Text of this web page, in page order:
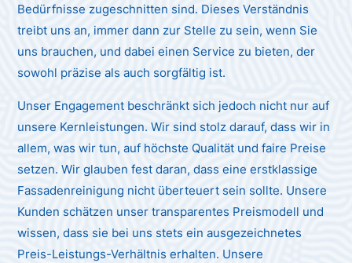
Bedürfnisse zugeschnitten sind. Dieses Verständnis
treibt uns an, immer dann zur Stelle zu sein, wenn Sie
uns brauchen, und dabei einen Service zu bieten, der
sowohl präzise als auch sorgfältig ist.
Unser Engagement beschränkt sich jedoch nicht nur auf
unsere Kernleistungen. Wir sind stolz darauf, dass wir in
allem, was wir tun, auf höchste Qualität und faire Preise
setzen. Wir glauben fest daran, dass eine erstklassige
Fassadenreinigung nicht überteuert sein sollte. Unsere
Kunden schätzen unser transparentes Preismodell und
wissen, dass sie bei uns stets ein ausgezeichnetes
Preis-Leistungs-Verhältnis erhalten. Unsere